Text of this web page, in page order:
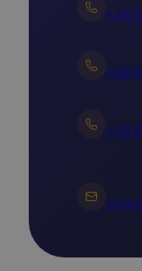
+48
+48
+48